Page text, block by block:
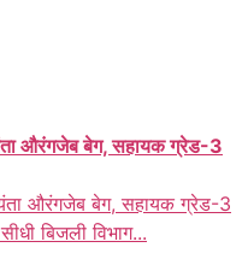
औरंगजेब बेग, सहायक ग्रेड-3
औरंगजेब बेग, सहायक ग्रेड-3
बिजली विभाग...